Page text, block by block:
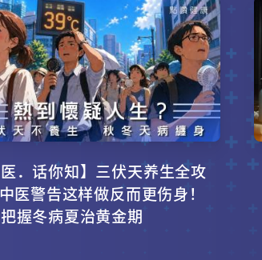
医．话你知】三伏天养生全攻
医警告这样做反而更伤身！
握冬病夏治黄金期